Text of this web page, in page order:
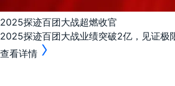
2025探迹百团大战超燃收官
2025探迹百团大战业绩突破2亿，见证极
查看详情